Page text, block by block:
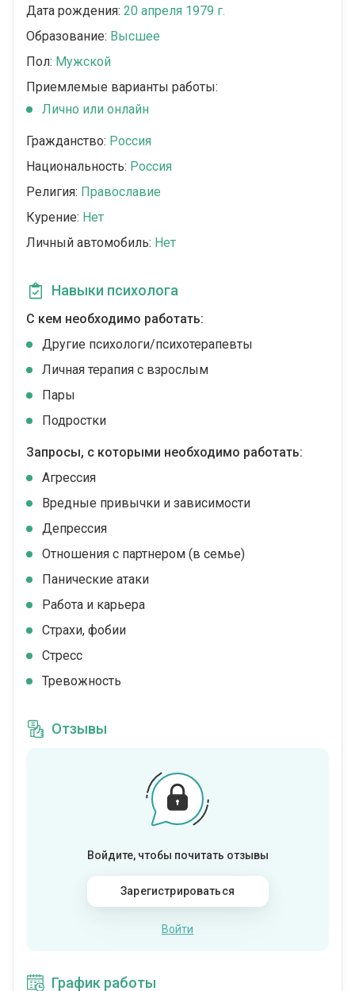
Дата рождения: 20 апреля 1979 г.
Образование: Высшее
Пол: Мужской
Приемлемые варианты работы:
Лично или онлайн
Гражданство: Россия
Национальность: Россия
Религия: Православие
Курение: Нет
Личный автомобиль: Нет
Навыки психолога
С кем необходимо работать:
Другие психологи/психотерапевты
Личная терапия с взрослым
Пары
Подростки
Запросы, с которыми необходимо работать:
Агрессия
Вредные привычки и зависимости
Депрессия
Отношения с партнером (в семье)
Панические атаки
Работа и карьера
Страхи, фобии
Стресс
Тревожность
Отзывы
Войдите, чтобы почитать отзывы
Зарегистрироваться
Войти
График работы